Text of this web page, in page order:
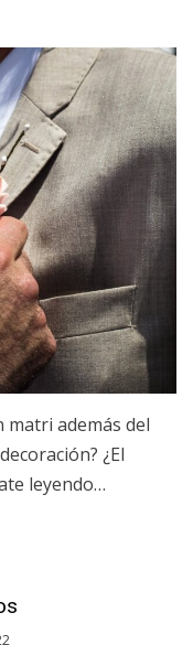
matri además del
¿El
leyendo…